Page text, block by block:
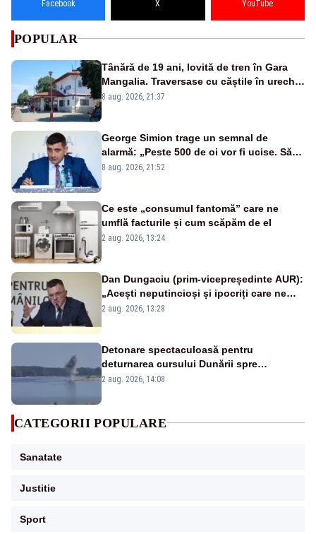
Facebook X YouTube
POPULAR
Tânără de 19 ani, lovită de tren în Gara
Mangalia. Traversase cu căștile în urechi
liniile printr-un loc nepermis
8 aug. 2026, 21:37
George Simion trage un semnal de
alarmă: „Peste 500 de oi vor fi ucise. Să
vedem dacă ciobanii vor fi despăgubiți”
8 aug. 2026, 21:52
Ce este „consumul fantomă” care ne
umflă facturile și cum scăpăm de el
2 aug. 2026, 13:24
Dan Dungaciu (prim-vicepreședinte AUR):
„Acești neputincioși și ipocriți care ne
conduc”
2 aug. 2026, 13:28
Detonare spectaculoasă pentru
deturnarea cursului Dunării spre
Cernavodă. Imagini MApN – VIDEO
2 aug. 2026, 14:08
CATEGORII POPULARE
Sanatate
Justitie
Sport